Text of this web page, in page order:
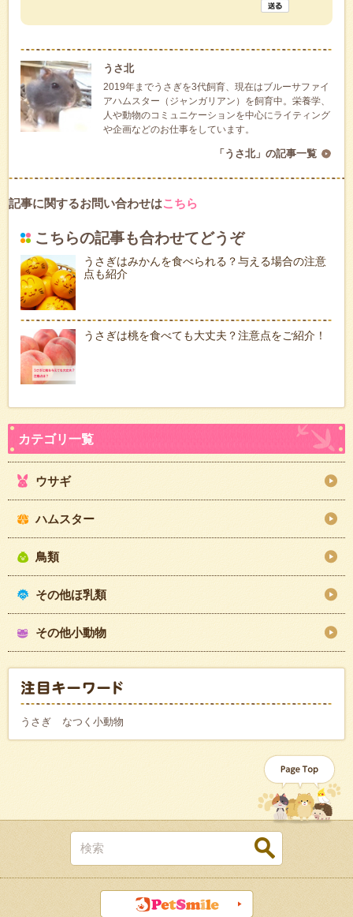
うさ北
2019年までうさぎを3代飼育、現在はブルーサファイ
アハムスター（ジャンガリアン）を飼育中。栄養学、
人や動物のコミュニケーションを中心にライティング
や企画などのお仕事をしています。
「うさ北」の記事一覧
記事に関するお問い合わせはこちら
こちらの記事も合わせてどうぞ
うさぎはみかんを食べられる？与える場合の注意
点も紹介
うさぎは桃を食べても大丈夫？注意点をご紹介！
ウサギ
ハムスター
鳥類
その他ほ乳類
その他小動物
うさぎ なつく小動物